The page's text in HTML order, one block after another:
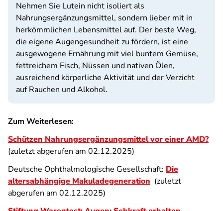
Nehmen Sie Lutein nicht isoliert als
Nahrungsergänzungsmittel, sondern lieber mit in
herkömmlichen Lebensmittel auf. Der beste Weg,
die eigene Augengesundheit zu fördern, ist eine
ausgewogene Ernährung mit viel buntem Gemüse,
fettreichem Fisch, Nüssen und nativen Ölen,
ausreichend körperliche Aktivität und der Verzicht
auf Rauchen und Alkohol.
Zum Weiterlesen:
Schützen Nahrungsergänzungsmittel vor einer AMD?
(zuletzt abgerufen am 02.12.2025)
Deutsche Ophthalmologische Gesellschaft: Die
altersabhängige Makuladegeneration (zuletzt
abgerufen am 02.12.2025)